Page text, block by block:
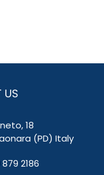
US
18
(PD) Italy
2186